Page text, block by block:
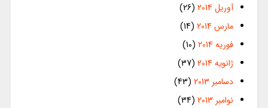
آوریل 2014
(26)
مارس 2014
(14)
فوریه 2014
(10)
ژانویه 2014
(37)
دسامبر 2013
(43)
نوامبر 2013
(34)